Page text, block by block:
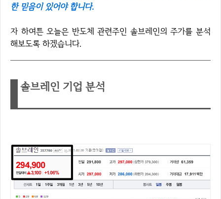
한 믿음이 있어야 합니다.
자 하여튼 오늘은 반도체 관련주인 솔브레인의 주가를 분석
해보도록 하겠습니다.
솔브레인 기업 분석